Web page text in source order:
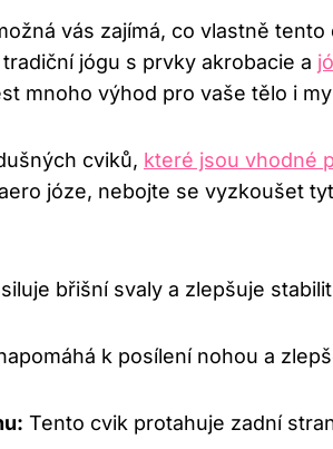
vás ⁣zajímá, ‌co ⁤vlastně
jógu⁣ s prvky akrobacie a
mnoho výhod pro vaše tělo i
cviků, které jsou vhodné
józe, nebojte‍ se ⁤vyzkoušet
břišní svaly a zlepšuje
k posílení nohou a
​Tento cvik​ protahuje zadní